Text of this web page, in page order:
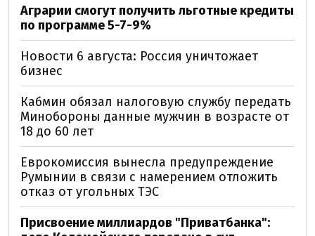
Аграрии смогут получить льготные кредиты
по программе 5-7-9%
Новости 6 августа: Россия уничтожает
бизнес
Кабмин обязал налоговую службу передать
Минобороны данные мужчин в возрасте от
18 до 60 лет
Еврокомиссия вынесла предупреждение
Румынии в связи с намерением отложить
отказ от угольных ТЭС
Присвоение миллиардов "Приватбанка":